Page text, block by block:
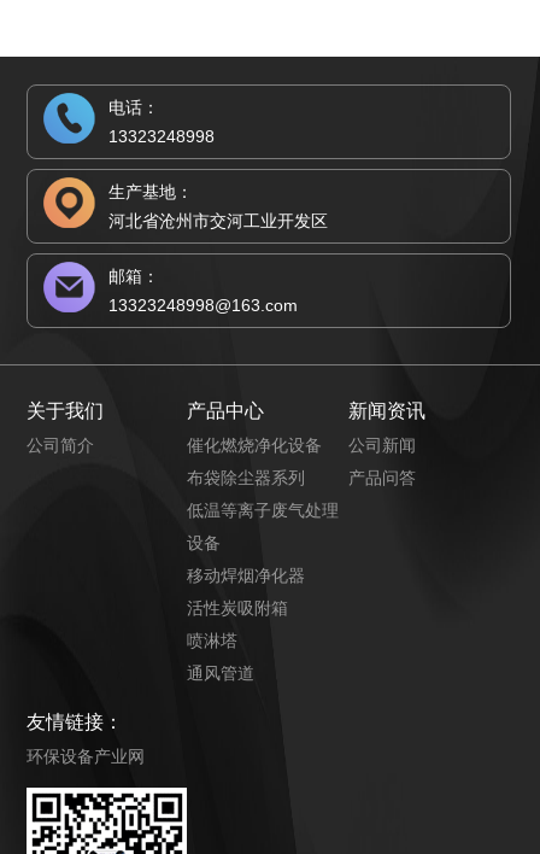
电话：
13323248998
生产基地：
河北省沧州市交河工业开发区
邮箱：
13323248998@163.com
关于我们
公司简介
产品中心
催化燃烧净化设备
布袋除尘器系列
低温等离子废气处理
设备
移动焊烟净化器
活性炭吸附箱
喷淋塔
通风管道
新闻资讯
公司新闻
产品问答
友情链接：
环保设备产业网